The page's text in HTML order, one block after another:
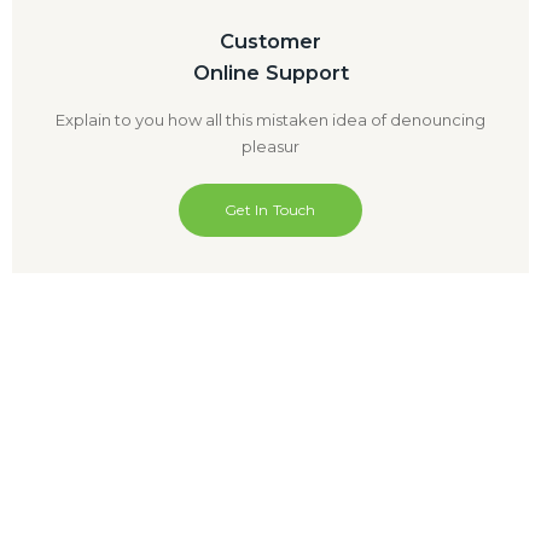
Customer
Online Support
Explain to you how all this mistaken idea of denouncing
pleasur
Get In Touch